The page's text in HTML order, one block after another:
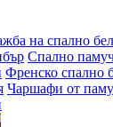
на спално
Спално
Френско спално
Чаршафи от